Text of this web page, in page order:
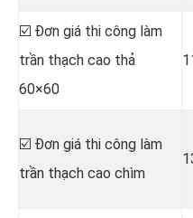
☑️ Đơn giá thi công làm
trần thạch cao thả
60×60
☑️ Đơn giá thi công làm
trần thạch cao chìm